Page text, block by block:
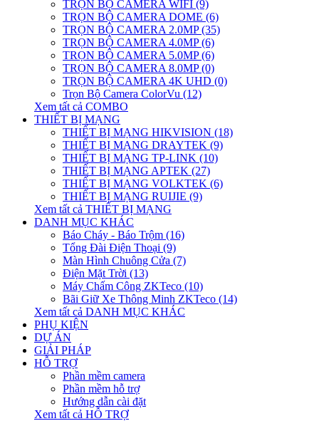
TRỌN BỘ CAMERA WIFI (9)
TRỌN BỘ CAMERA DOME (6)
TRỌN BỘ CAMERA 2.0MP (35)
TRỌN BỘ CAMERA 4.0MP (6)
TRỌN BỘ CAMERA 5.0MP (6)
TRỌN BỘ CAMERA 8.0MP (0)
TRỌN BỘ CAMERA 4K UHD (0)
Trọn Bộ Camera ColorVu (12)
Xem tất cả COMBO
THIẾT BỊ MẠNG
THIẾT BỊ MẠNG HIKVISION (18)
THIẾT BỊ MẠNG DRAYTEK (9)
THIẾT BỊ MẠNG TP-LINK (10)
THIẾT BỊ MẠNG APTEK (27)
THIẾT BỊ MẠNG VOLKTEK (6)
THIẾT BỊ MẠNG RUIJIE (9)
Xem tất cả THIẾT BỊ MẠNG
DANH MỤC KHÁC
Báo Cháy - Báo Trộm (16)
Tổng Đài Điện Thoại (9)
Màn Hình Chuông Cửa (7)
Điện Mặt Trời (13)
Máy Chấm Công ZKTeco (10)
Bãi Giữ Xe Thông Minh ZKTeco (14)
Xem tất cả DANH MỤC KHÁC
PHỤ KIỆN
DỰ ÁN
GIẢI PHÁP
HỖ TRỢ
Phần mềm camera
Phần mềm hỗ trợ
Hướng dẫn cài đặt
Xem tất cả HỖ TRỢ